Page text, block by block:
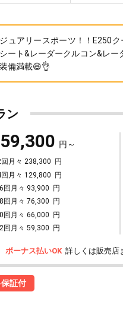
ュアリースポーツ！！E250
ート&レーダークルコン&レー
備満載😆👌
ン
59,300 円～
月々 238,300
円
回月々 129,800 円
回月々 93,900
円
回月々 76,300
円
回月々 66,000 円
回月々 59,300
円
ボーナス払いOK 詳しくは販売店
証付